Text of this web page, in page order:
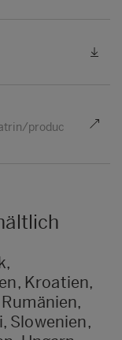
produc
Kroatien,
Slowenien,